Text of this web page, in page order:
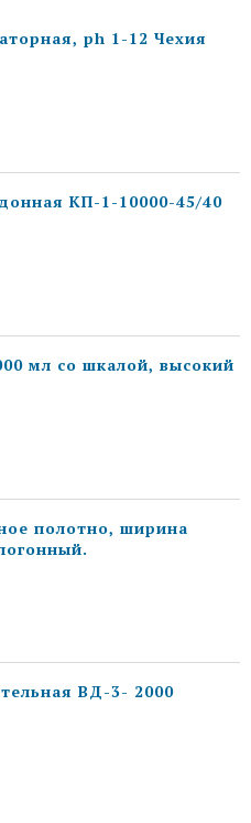
ph 1-12 Чехия
КП-1-10000-45/40
мл со шкалой, высокий
полотно, ширина
ВД-3- 2000